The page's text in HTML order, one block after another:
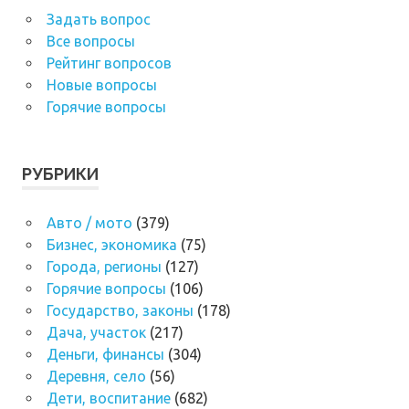
Задать вопрос
Все вопросы
Рейтинг вопросов
Новые вопросы
Горячие вопросы
РУБРИКИ
Авто / мото (379)
Бизнес, экономика (75)
Города, регионы (127)
Горячие вопросы (106)
Государство, законы (178)
Дача, участок(217)
Деньги, финансы (304)
Деревня, село (56)
Дети, воспитание(682)